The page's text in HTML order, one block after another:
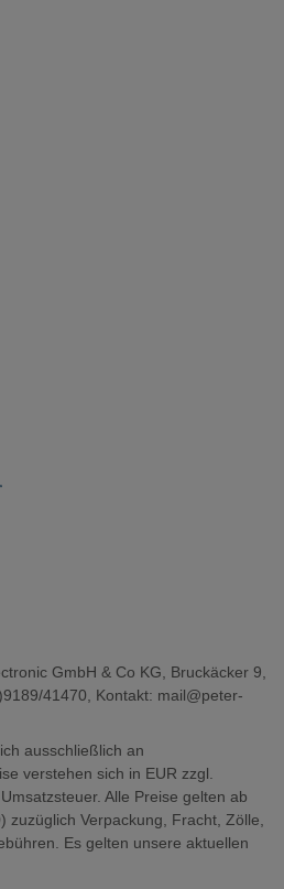
GmbH & Co KG, Bruckäcker 9,
41470, Kontakt: mail@peter-
ausschließlich an
verstehen sich in EUR zzgl.
Alle Preise gelten ab
zuzüglich Verpackung, Fracht, Zölle,
Es gelten unsere aktuellen